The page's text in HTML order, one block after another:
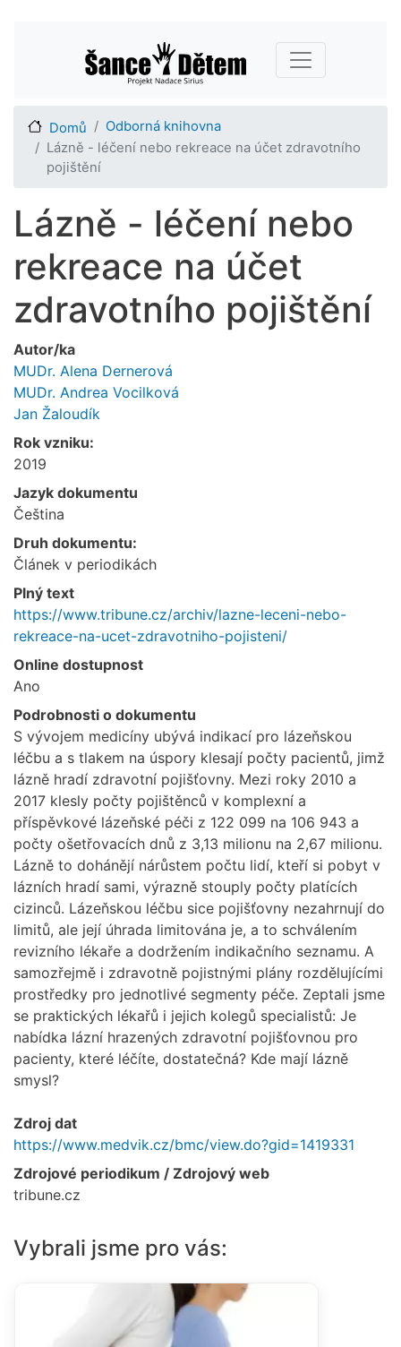
hlavnímu
obsahu
Main navigation
Domů
Odborná knihovna
Lázně - léčení nebo rekreace na účet zdravotního
pojištění
Lázně - léčení nebo
rekreace na účet
zdravotního pojištění
Autor/ka
MUDr. Alena Dernerová
MUDr. Andrea Vocilková
Jan Žaloudík
Rok vzniku:
2019
Jazyk dokumentu
Čeština
Druh dokumentu:
Článek v periodikách
Plný text
https://www.tribune.cz/archiv/lazne-leceni-nebo-
rekreace-na-ucet-zdravotniho-pojisteni/
Online dostupnost
Ano
Podrobnosti o dokumentu
S vývojem medicíny ubývá indikací pro lázeňskou
léčbu a s tlakem na úspory klesají počty pacientů, jimž
lázně hradí zdravotní pojišťovny. Mezi roky 2010 a
2017 klesly počty pojištěnců v komplexní a
příspěvkové lázeňské péči z 122 099 na 106 943 a
počty ošetřovacích dnů z 3,13 milionu na 2,67 milionu.
Lázně to dohánějí nárůstem počtu lidí, kteří si pobyt v
lázních hradí sami, výrazně stouply počty platících
cizinců. Lázeňskou léčbu sice pojišťovny nezahrnují do
limitů, ale její úhrada limitována je, a to schválením
revizního lékaře a dodržením indikačního seznamu. A
samozřejmě i zdravotně pojistnými plány rozdělujícími
prostředky pro jednotlivé segmenty péče. Zeptali jsme
se praktických lékařů i jejich kolegů specialistů: Je
nabídka lázní hrazených zdravotní pojišťovnou pro
pacienty, které léčíte, dostatečná? Kde mají lázně
smysl?
Zdroj dat
https://www.medvik.cz/bmc/view.do?gid=1419331
Zdrojové periodikum / Zdrojový web
tribune.cz
Vybrali jsme pro vás: